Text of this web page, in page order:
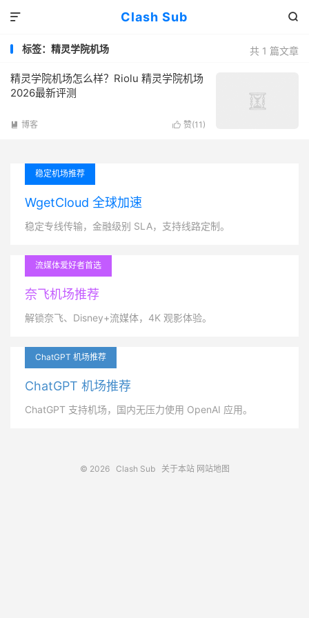
Clash Sub 

共 1 篇文章
标签：精灵学院机场
精灵学院机场怎么样？Riolu 精灵学院机场
2026最新评测
 赞(11 )
 博客
稳定机场推荐
WgetCloud 全球加速
稳定专线传输，金融级别 SLA，支持线路定制。
流媒体爱好者首选
奈飞机场推荐
解锁奈飞、Disney+流媒体，4K 观影体验。
ChatGPT 机场推荐
ChatGPT 机场推荐
ChatGPT 支持机场，国内无压力使用 OpenAI 应用。
© 2026 Clash Sub 关于本站 网站地图